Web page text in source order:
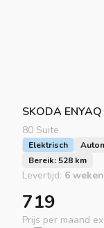
SKODA ENYAQ
80 Suite
Elektrisch
Bereik: 528 km
Levertijd: 6 weken
719
Prijs per maand